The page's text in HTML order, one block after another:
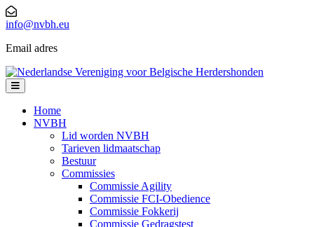
Skip
to
info@nvbh.eu
Email adres
Open
Menu
Home
NVBH
Lid worden NVBH
Tarieven lidmaatschap
Bestuur
Commissies
Commissie Agility
Commissie FCI-Obedience
Commissie Fokkerij
Commissie Gedragstest